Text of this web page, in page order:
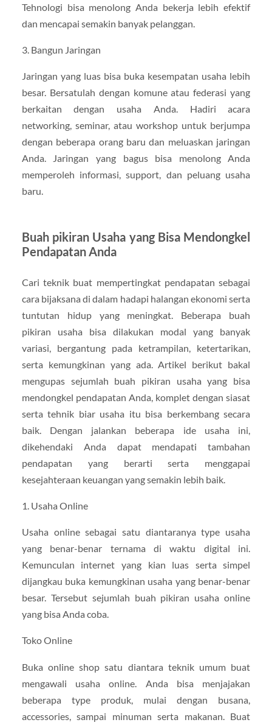
Tehnologi bisa menolong Anda bekerja lebih efektif
dan mencapai semakin banyak pelanggan.
3. Bangun Jaringan
Jaringan yang luas bisa buka kesempatan usaha lebih
besar. Bersatulah dengan komune atau federasi yang
berkaitan dengan usaha Anda. Hadiri acara
networking, seminar, atau workshop untuk berjumpa
dengan beberapa orang baru dan meluaskan jaringan
Anda. Jaringan yang bagus bisa menolong Anda
memperoleh informasi, support, dan peluang usaha
baru.
Buah pikiran Usaha yang Bisa Mendongkel
Pendapatan Anda
Cari teknik buat mempertingkat pendapatan sebagai
cara bijaksana di dalam hadapi halangan ekonomi serta
tuntutan hidup yang meningkat. Beberapa buah
pikiran usaha bisa dilakukan modal yang banyak
variasi, bergantung pada ketrampilan, ketertarikan,
serta kemungkinan yang ada. Artikel berikut bakal
mengupas sejumlah buah pikiran usaha yang bisa
mendongkel pendapatan Anda, komplet dengan siasat
serta tehnik biar usaha itu bisa berkembang secara
baik. Dengan jalankan beberapa ide usaha ini,
dikehendaki Anda dapat mendapati tambahan
pendapatan yang berarti serta menggapai
kesejahteraan keuangan yang semakin lebih baik.
1. Usaha Online
Usaha online sebagai satu diantaranya type usaha
yang benar-benar ternama di waktu digital ini.
Kemunculan internet yang kian luas serta simpel
dijangkau buka kemungkinan usaha yang benar-benar
besar. Tersebut sejumlah buah pikiran usaha online
yang bisa Anda coba.
Toko Online
Buka online shop satu diantara teknik umum buat
mengawali usaha online. Anda bisa menjajakan
beberapa type produk, mulai dengan busana,
accessories, sampai minuman serta makanan. Buat